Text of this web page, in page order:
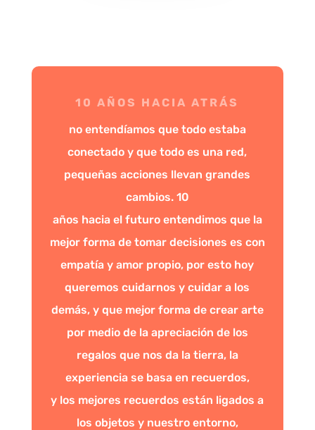
10 AÑOS HACIA ATRÁS
no entendíamos que todo estaba
conectado y que todo es una red,
pequeñas acciones llevan grandes
cambios. 10
años hacia el futuro entendimos que la
mejor forma de tomar decisiones es con
empatía y amor propio, por esto hoy
queremos cuidarnos y cuidar a los
demás, y que mejor forma de crear arte
por medio de la apreciación de los
regalos que nos da la tierra, la
experiencia se basa en recuerdos,
y los mejores recuerdos están ligados a
los objetos y nuestro entorno,